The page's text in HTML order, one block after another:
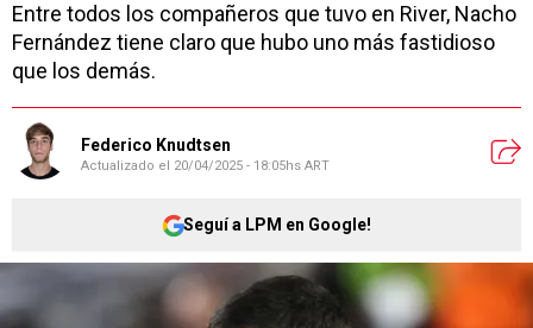
Entre todos los compañeros que tuvo en River, Nacho
Fernández tiene claro que hubo uno más fastidioso
que los demás.
Federico Knudtsen
Actualizado el 20/04/2025 - 18:05hs ART
Seguí a LPM en Google!